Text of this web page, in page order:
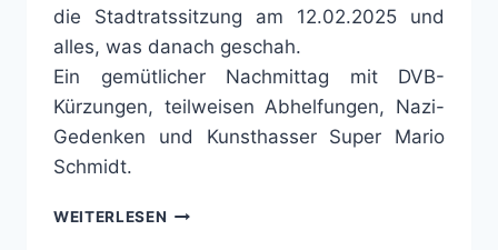
die Stadtratssitzung am 12.02.2025 und
alles, was danach geschah.
Ein gemütlicher Nachmittag mit DVB-
Kürzungen, teilweisen Abhelfungen, Nazi-
Gedenken und Kunsthasser Super Mario
Schmidt.
WEITERLESEN PODCAST